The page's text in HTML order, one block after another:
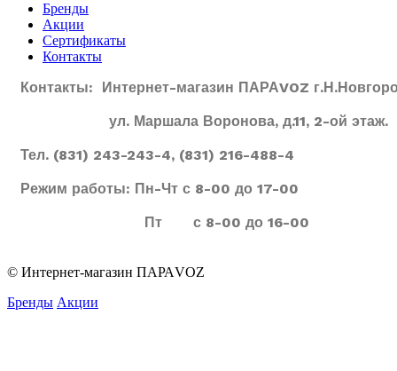
Бренды
Акции
Сертификаты
Контакты
Контакты: Интернет-магазин ПАРАVOZ
ул. Маршала Воронова, д.11, 2-ой этаж.
Тел. (831) 243-243-4, (831) 216-488-4
Режим работы: Пн-Чт с 8-00 до 17-00
Пт с 8-00 до 16-00
© Интернет-магазин ПАРАVOZ
Бренды Акции